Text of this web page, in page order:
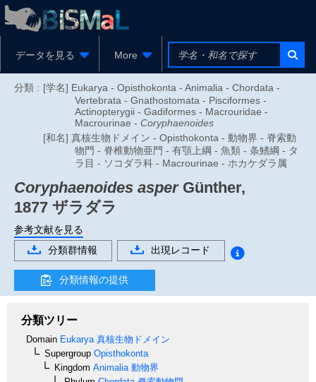
データを見る More
分類 : [学名] Eukarya - Opisthokonta - Animalia - Chordata -
Vertebrata - Gnathostomata - Pisciformes -
Actinopterygii - Gadiformes - Macrouridae -
Macrourinae - Coryphaenoides
[和名] 真核生物ドメイン - Opisthokonta - 動物界 - 脊索動
物門 - 脊椎動物亜門 - 有顎上綱 - 魚類 - 条鰭綱 - タ
ラ目 - ソコダラ科 - Macrourinae - ホカケダラ属
Coryphaenoides asperGünther,
1877 ザラダラ
参考文献を見る
分類群情報
出現レコード
分類情報の提供
分類ツリー
Domain Eukarya 真核生物ドメイン
Supergroup Opisthokonta
Kingdom Animalia 動物界